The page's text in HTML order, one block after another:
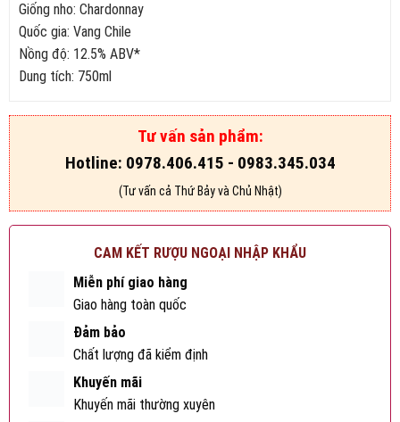
Giống nho: Chardonnay
Quốc gia: Vang Chile
Nồng độ: 12.5% ABV*
Dung tích: 750ml
Tư vấn sản phẩm:
Hotline: 0978.406.415 - 0983.345.034
(Tư vấn cả Thứ Bảy và Chủ Nhật)
CAM KẾT RƯỢU NGOẠI NHẬP KHẨU
Miễn phí giao hàng
Giao hàng toàn quốc
Đảm bảo
Chất lượng đã kiểm định
Khuyến mãi
Khuyến mãi thường xuyên